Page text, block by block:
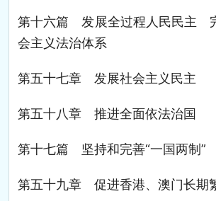
第十六篇 发展全过程人民民主
会主义法治体系
第五十七章 发展社会主义民主
第五十八章 推进全面依法治国
第十七篇 坚持和完善“一国两制”
第五十九章 促进香港、澳门长期